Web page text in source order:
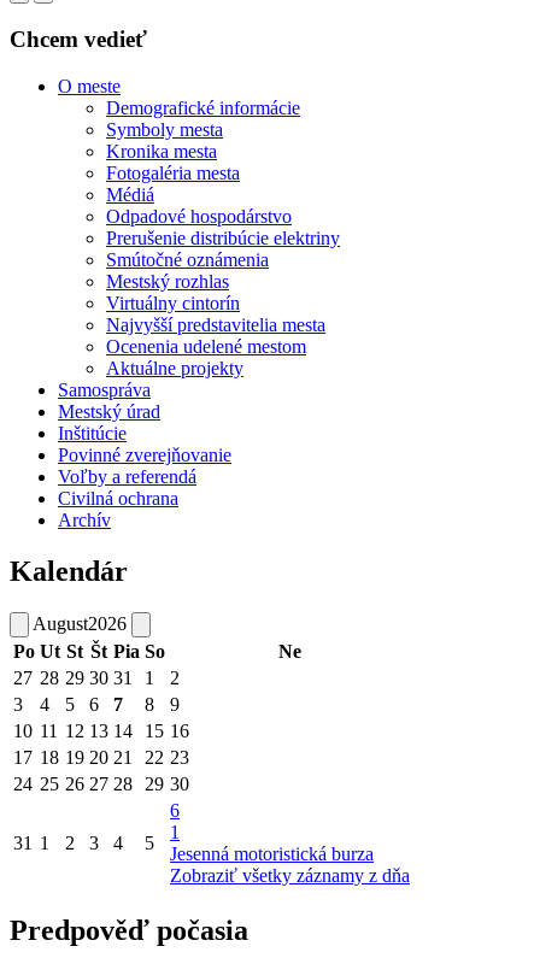
Chcem vedieť
O meste
Demografické informácie
Symboly mesta
Kronika mesta
Fotogaléria mesta
Médiá
Odpadové hospodárstvo
Prerušenie distribúcie elektriny
Smútočné oznámenia
Mestský rozhlas
Virtuálny cintorín
Najvyšší predstavitelia mesta
Ocenenia udelené mestom
Aktuálne projekty
Samospráva
Mestský úrad
Inštitúcie
Povinné zverejňovanie
Voľby a referendá
Civilná ochrana
Archív
Kalendár
August2026
Po Ut St Št Pia So
Ne
27 28 29 30 31 1
2
3
4 5 6 7 8
9
10 11 12 13 14 15 16
17 18 19 20 21 22 23
24 25 26 27 28 29 30
31 1 2 3 4 5
6
1
Jesenná motoristická burza
Zobraziť všetky záznamy z dňa
Predpověď počasia